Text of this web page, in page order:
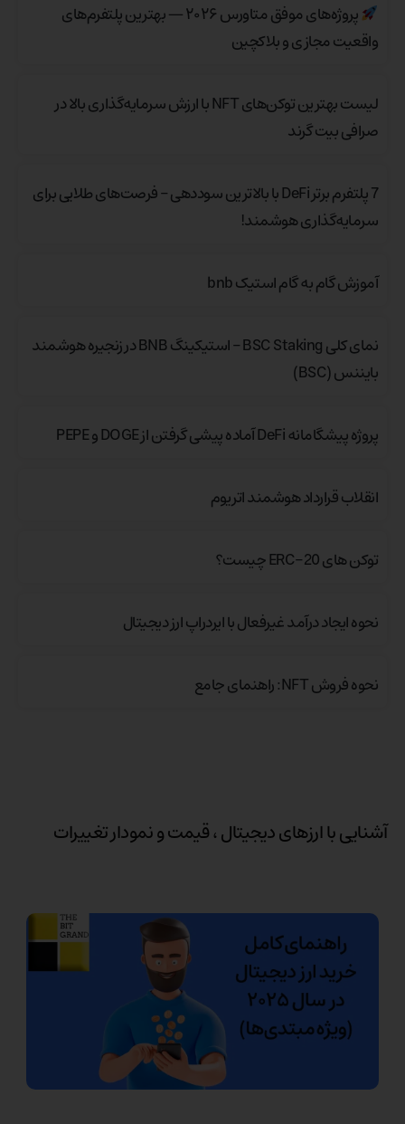
پروژه‌های موفق متاورس ۲۰۲۶ — بهترین پلتفرم‌های
واقعیت مجازی و بلاکچین
لیست بهترین توکن‌های NFT با ارزش سرمایه‌گذاری بالا در
صرافی بیت گرند
7 پلتفرم برتر DeFi با بالاترین سوددهی – فرصت‌های طلایی برای
سرمایه‌گذاری هوشمند!
آموزش گام به گام استیک bnb
نمای کلی BSC Staking – استیکینگ BNB در زنجیره هوشمند
بایننس (BSC)
پروژه پیشگامانه DeFi آماده پیشی گرفتن از DOGE و PEPE
انقلاب قرارداد هوشمند اتریوم
توکن های ERC-20 چیست؟
نحوه ایجاد درآمد غیرفعال با ایردراپ ارز دیجیتال
نحوه فروش NFT: راهنمای جامع
آشنایی با ارزهای دیجیتال ، قیمت و نمودار تغییرات